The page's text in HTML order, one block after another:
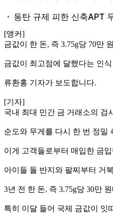
[앵커]
금값이 한 돈, 즉 3.75g당 70만
금값이 최고점에 달했다는 인
류환홍 기자가 보도합니다.
[기자]
국내 최대 민간 금 거래소의 검
순도와 무게를 다시 한 번 정밀
이게 고객들로부터 매입한 금
아이들 돌 반지와 팔찌부터 거
3년 전 한 돈, 즉 3.75g당 30만
특히 이달 들어 국제 금값이 잇